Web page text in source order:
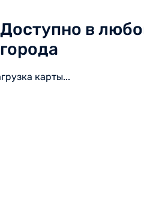
Доступно в
города
карты...